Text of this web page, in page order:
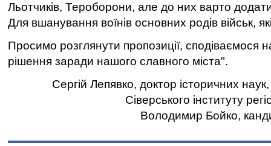
Льотчиків, Тероборони, але до них варто
Для вшанування воїнів основних родів військ,
Просимо розглянути пропозиції, сподіваємося
рішення заради нашого славного міста".
Сергій Лепявко, доктор історичних
Сіверського інституту
Володимир Бойко,